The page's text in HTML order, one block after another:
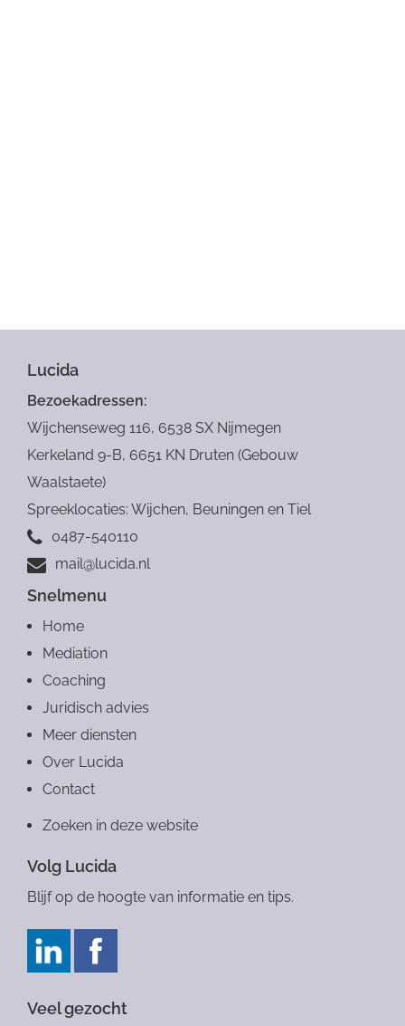
Ik ga akkoord met de
Verstuur
Lucida
Bezoekadressen:
Wijchenseweg 116, 6538 SX Nijmegen
Kerkeland 9-B, 6651 KN Druten (Gebouw
Waalstaete)
Spreeklocaties: Wijchen, Beuningen en Tiel
0487-540110
mail@lucida.nl
Snelmenu
Home
Mediation
Coaching
Juridisch advies
Meer diensten
Over Lucida
Contact
Zoeken in deze website
Volg Lucida
Blijf op de hoogte van informatie en tips.
Veel gezocht